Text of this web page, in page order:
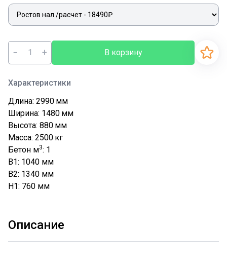
− + В корзину
Характеристики
Длина: 2990 мм
Ширина: 1480 мм
Высота: 880 мм
Масса: 2500 кг
Бетон м3: 1
B1: 1040 мм
B2: 1340 мм
H1: 760 мм
Описание